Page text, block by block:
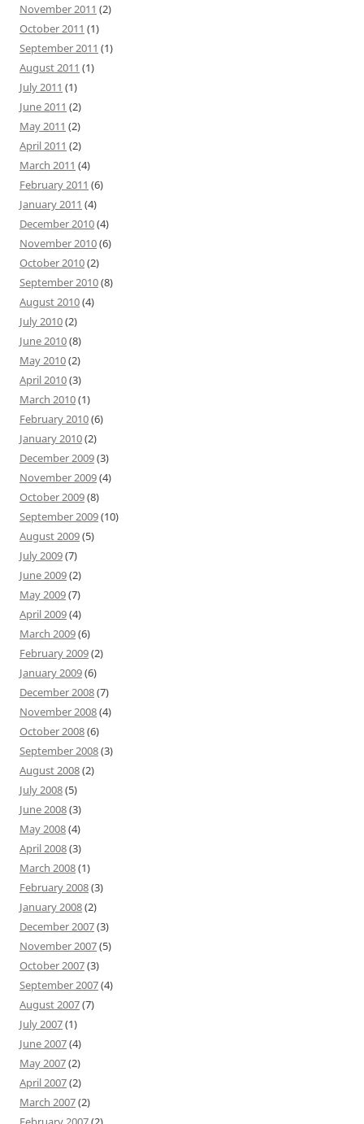
November 2011 (2)
October 2011 (1)
September 2011 (1)
August 2011 (1)
July 2011 (1)
June 2011 (2)
May 2011 (2)
April 2011 (2)
March 2011 (4)
February 2011 (6)
January 2011 (4)
December 2010(4)
November 2010(6)
October 2010(2)
September 2010(8)
August 2010(4)
July 2010(2)
June 2010(8)
May 2010(2)
April 2010(3)
March 2010(1)
February 2010(6)
January 2010(2)
December 2009(3)
November 2009(4)
October 2009(8)
September 2009(10)
August 2009(5)
July 2009(7)
June 2009(2)
May 2009(7)
April 2009(4)
March 2009(6)
February 2009(2)
January 2009(6)
December 2008(7)
November 2008(4)
October 2008(6)
September 2008(3)
August 2008(2)
July 2008(5)
June 2008(3)
May 2008(4)
April 2008(3)
March 2008(1)
February 2008(3)
January 2008(2)
December 2007(3)
November 2007(5)
October 2007(3)
September 2007(4)
August 2007(7)
July 2007(1)
June 2007(4)
May 2007(2)
April 2007(2)
March 2007(2)